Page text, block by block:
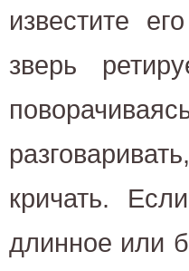
известите
зверь
кричать.
длинное или